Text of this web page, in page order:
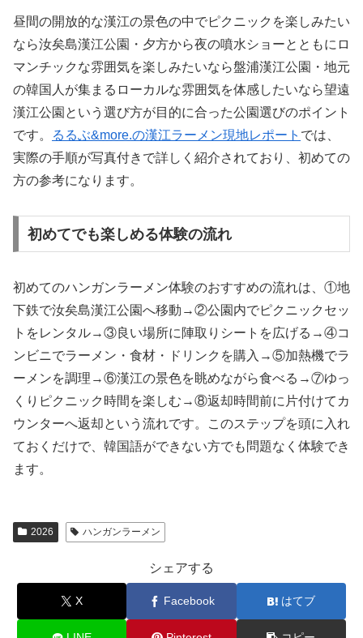
昼間の開放的な漢江の景色の中でピクニックを楽しみたい
なら汝矣島漢江公園・夕方から夜の噴水ショーとともにロ
マンチックな雰囲気を楽しみたいなら盤浦漢江公園・地元
の韓国人が集まるローカルな雰囲気を体感したいなら望遠
漢江公園という選び方が目的に合った公園選びのポイント
です。
るるぶ&more.の漢江ラーメン現地レポート では、
実際の手順が写真付きで詳しく紹介されており、初めての
方の参考になります。
初めてでも楽しめる体験の流れ
初めてのハンガンラーメン体験のおすすめの流れは、①地
下鉄で汝矣島漢江公園へ移動→②公園内でピクニックセッ
トをレンタル→③良い場所に陣取りシートを広げる→④コ
ンビニでラーメン・食材・ドリンクを購入→⑤加熱機でラ
ーメンを調理→⑥漢江の景色を眺めながら食べる→⑦ゆっ
くりピクニック時間を楽しむ→⑧返却時間前に片付けてカ
ウンターへ返却という流れです。このステップを頭に入れ
ておくだけで、韓国語ができない方でも問題なく体験でき
ます。
2026 ハンガンラーメン
シェアする
X Facebook はてブ